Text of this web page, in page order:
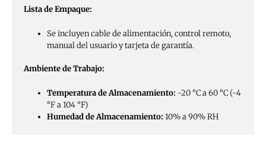
Lista de Empaque:
Se incluyen cable de alimentación, control remoto,
manual del usuario y tarjeta de garantía.
Ambiente de Trabajo:
Temperatura de Almacenamiento: -20 °C a 60 °C (-4
°F a 104 °F)
Humedad de Almacenamiento: 10% a 90% RH